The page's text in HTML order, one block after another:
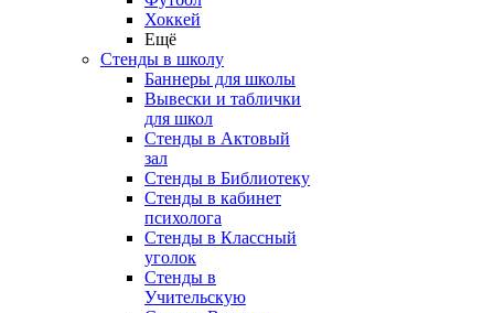
Хоккей
Ещё
Стенды в школу
Баннеры для школы
Вывески и таблички
для школ
Стенды в Актовый
зал
Стенды в Библиотеку
Стенды в кабинет
психолога
Стенды в Классный
уголок
Стенды в
Учительскую